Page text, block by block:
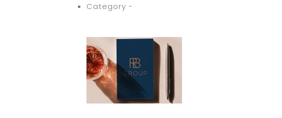
Category -